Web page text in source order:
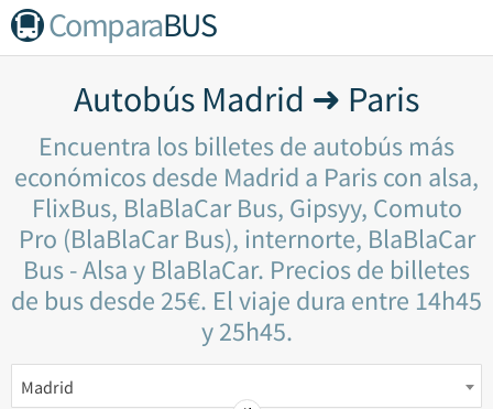
ComparaBUS
Autobús Madrid ➜ Paris
Encuentra los billetes de autobús más
económicos desde Madrid a Paris con alsa,
FlixBus, BlaBlaCar Bus, Gipsyy, Comuto
Pro (BlaBlaCar Bus), internorte, BlaBlaCar
Bus - Alsa y BlaBlaCar. Precios de billetes
de bus desde 25€. El viaje dura entre 14h45
y 25h45.
Madrid